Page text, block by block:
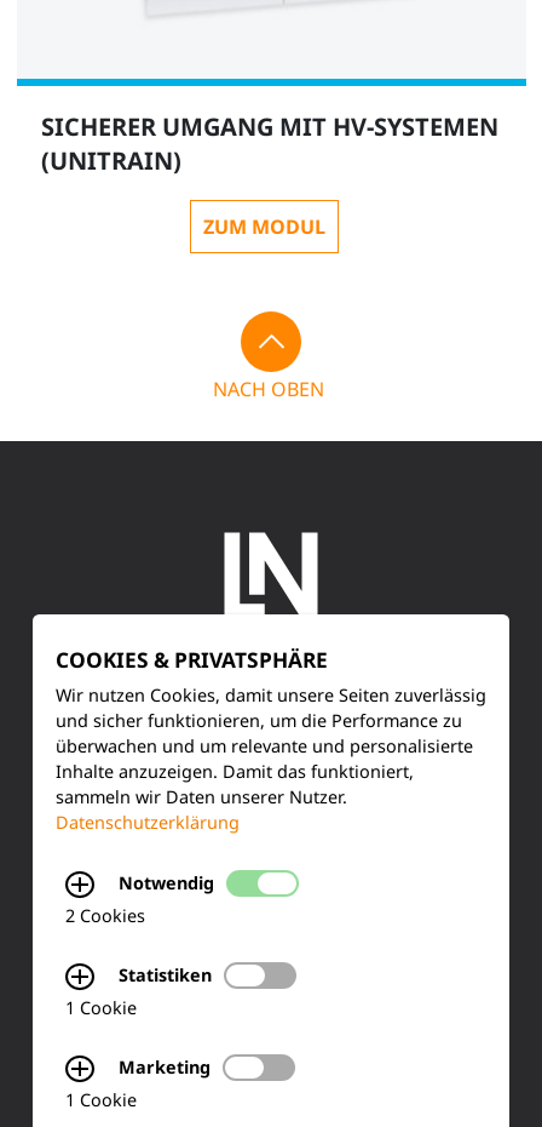
SICHERER UMGANG MIT HV-SYSTEMEN
(UNITRAIN)
ZUM MODUL
NACH OBEN
SERVICE
Kundenservice
Produktinformationen
FAQ
KONTAKT
COOKIES & PRIVATSPHÄRE
Wir nutzen Cookies, damit unsere Seiten zuverlässig
und sicher funktionieren, um die Performance zu
überwachen und um relevante und personalisierte
Inhalte anzuzeigen. Damit das funktioniert,
sammeln wir Daten unserer Nutzer.
Datenschutzerklärung
Notwendig
2 Cookies
Statistiken
1 Cookie
Marketing
1 Cookie